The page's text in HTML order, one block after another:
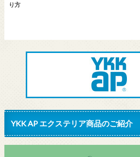
り方
YKK AP エクステリア商品のご紹介